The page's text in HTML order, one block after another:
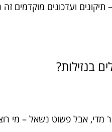
תיקונים ועדכונים מוקדמים
בנזילות?
מדי, אבל פשוט נשאל – מי